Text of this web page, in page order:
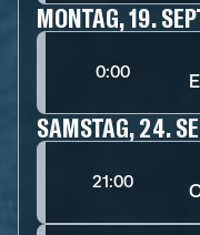
MONTAG, 19.
0:00
SAMSTAG, 24.
21:00